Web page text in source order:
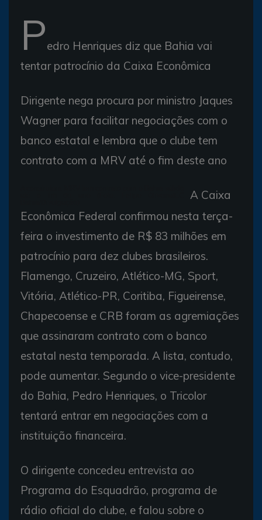
Pedro Henriques diz que Bahia vai
tentar patrocínio da Caixa Econômica
Dirigente nega procura por ministro Jaques
Wagner para facilitar negociações com o
banco estatal e lembra que o clube tem
contrato com a MRV até o fim deste ano
A Caixa
Econômica Federal confirmou nesta terça-
feira o investimento de R$ 83 milhões em
patrocínio para dez clubes brasileiros.
Flamengo, Cruzeiro, Atlético-MG, Sport,
Vitória, Atlético-PR, Coritiba, Figueirense,
Chapecoense e CRB foram as agremiações
que assinaram contrato com o banco
estatal nesta temporada. A lista, contudo,
pode aumentar. Segundo o vice-presidente
do Bahia, Pedro Henriques, o Tricolor
tentará entrar em negociações com a
instituição financeira.
O dirigente concedeu entrevista ao
Programa do Esquadrão, programa de
rádio oficial do clube, e falou sobre o